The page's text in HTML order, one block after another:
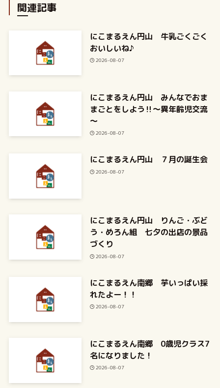
関連記事
にこまるえん円山 牛乳ごくごく
おいしいね♪
2026-08-07
にこまるえん円山 みんなでおま
まごとをしよう‼～異年齢児交流
～
2026-08-07
にこまるえん円山 ７月の誕生会
2026-08-07
にこまるえん円山 りんご・ぶど
う・めろん組 七夕の出店の景品
づくり
2026-08-07
にこまるえん南郷 芋いっぱい採
れたよー！！
2026-08-07
にこまるえん南郷 0歳児クラス7
名になりました！
2026-08-07